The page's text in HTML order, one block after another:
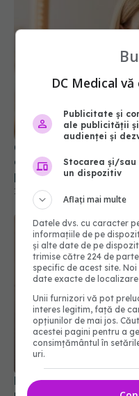
Crema care te
aspectul tenului.
păpădie tenul matur
14 mai 2026, 15:51
Există un moment
nu este atunci când
15 iul 2026, 12:43
DC Medical
Publicitate și
ale publicității
audienței și
Stocarea și/sau
un dispozitiv
Aflați mai multe
Datele dvs. cu caracter
informațiile de pe
și alte date de pe
trimise către 224 de
specific de acest site.
date exacte de
Unii furnizori vă pot
interes legitim, față de
opțiunilor de mai jos.
acestei pagini pentru a
consimțământul în
uri.